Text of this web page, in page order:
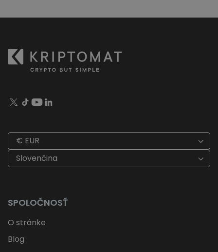
€ EUR
Slovenčina
SPOLOČNOSŤ
O stránke
Blog